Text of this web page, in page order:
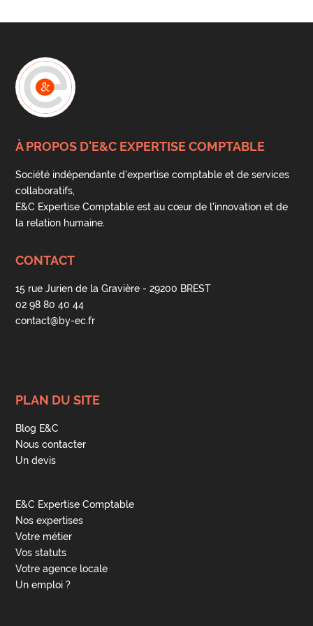
À PROPOS D'E&C EXPERTISE COMPTABLE
Société indépendante d'expertise comptable et de services
collaboratifs,
E&C Expertise Comptable est au cœur de l'innovation et de
la relation humaine.
CONTACT
15 rue Jurien de la Gravière - 29200 BREST
02 98 80 40 44
contact@by-ec.fr
PLAN DU SITE
Blog E&C
Nous contacter
Un devis
E&C Expertise Comptable
Nos expertises
Votre métier
Vos statuts
Votre agence locale
Un emploi ?